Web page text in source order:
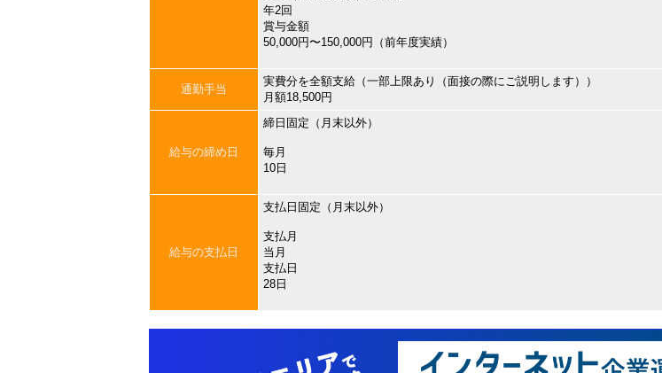
年2回
賞与金額
50,000円〜150,000円（前年度実績）
通勤手当
実費分を全額支給（一部上限あり（面接の際にご説明します））
月額18,500円
給与の締め日
締日固定（月末以外）
毎月
10日
給与の支払日
支払日固定（月末以外）
支払月
当月
支払日
28日